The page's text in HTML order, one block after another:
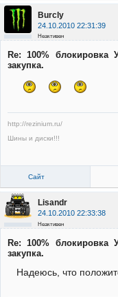
Burcly
24.10.2010 22:31:39
Неактивен
Re: 100% блокировка
закупка.
http://rezinium.ru/
Шины и диски!!!
Сайт
Lisandr
24.10.2010 22:33:38
Неактивен
Re: 100% блокировка
закупка.
Надеюсь, что